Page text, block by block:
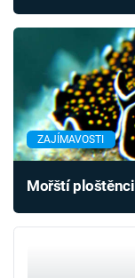
ZAJÍMAVOSTI
Mořští ploštěnci